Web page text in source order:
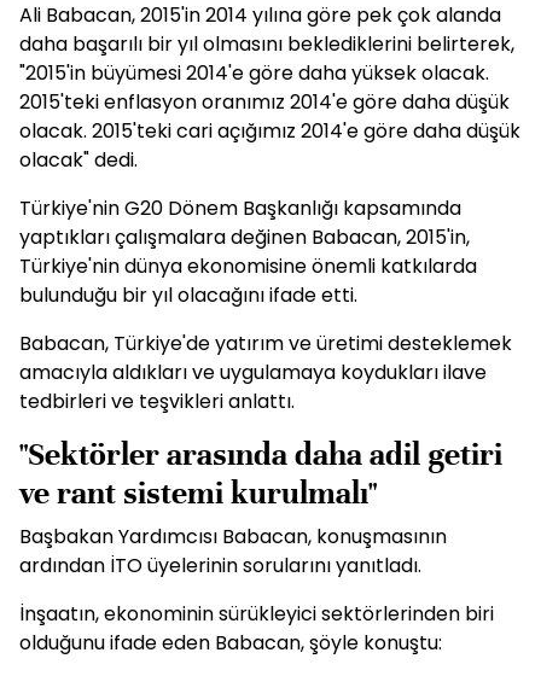
Ali Babacan, 2015'in 2014 yılına göre pek çok alanda
daha başarılı bir yıl olmasını beklediklerini belirterek,
"2015'in büyümesi 2014'e göre daha yüksek olacak.
2015'teki enflasyon oranımız 2014'e göre daha düşük
olacak. 2015'teki cari açığımız 2014'e göre daha düşük
olacak" dedi.
Türkiye'nin G20 Dönem Başkanlığı kapsamında
yaptıkları çalışmalara değinen Babacan, 2015'in,
Türkiye'nin dünya ekonomisine önemli katkılarda
bulunduğu bir yıl olacağını ifade etti.
Babacan, Türkiye'de yatırım ve üretimi desteklemek
amacıyla aldıkları ve uygulamaya koydukları ilave
tedbirleri ve teşvikleri anlattı.
"Sektörler arasında daha adil getiri
ve rant sistemi kurulmalı"
Başbakan Yardımcısı Babacan, konuşmasının
ardından İTO üyelerinin sorularını yanıtladı.
İnşaatın, ekonominin sürükleyici sektörlerinden biri
olduğunu ifade eden Babacan, şöyle konuştu: